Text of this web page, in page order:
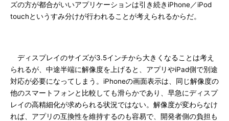
ズの方が都合がいいアプリケーションは引き続きiPhone／iPod
touchというすみ分けが行われることが考えられるからだ。
ディスプレイのサイズが3.5インチから大きくなることは考え
られるが、中途半端に解像度を上げると、アプリやiPad側で別途
対応が必要になってしまう。iPhoneの画面表示は、同じ解像度の
他のスマートフォンと比較しても滑らかであり、早急にディスプ
レイの高精細化が求められる状況ではない。解像度が変わらなけ
れば、アプリの互換性を維持するのも容易で、開発者側の負担も